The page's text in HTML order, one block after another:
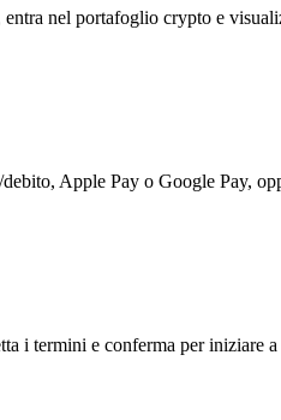
nel portafoglio crypto e
Apple Pay o Google Pay,
i termini e conferma per iniziare